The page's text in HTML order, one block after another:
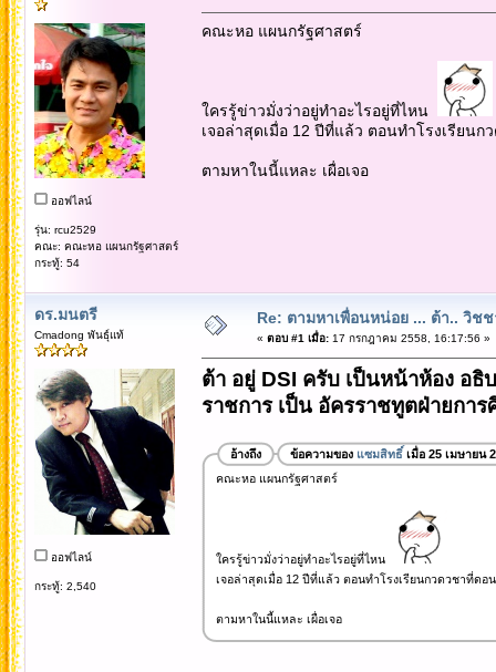
ออฟไลน์
รุ่น: rcu2529
คณะ: คณะหอ แผนกรัฐศาสตร์
กระทู้: 54
คณะหอ แผนกรัฐศาสตร์
ใครรู้ข่าวมั่งว่าอยู่ทำอะไรอยู่ที่ไหน
เจอล่าสุดเมื่อ 12 ปีที่แล้ว ตอนทำโรงเรียนก
ตามหาในนี้แหละ เผื่อเจอ
ดร.มนตรี
Cmadong พันธุ์แท้
ออฟไลน์
กระทู้: 2,540
Re: ตามหาเพื่อนหน่อย ... ต้า.. วิ
« ตอบ #1 เมื่อ:17 กรกฎาคม 2558, 16:17:56 »
ต้า อยู่ DSI ครับ เป็นหน้าห้อง อ
ราชการ เป็น อัครราชทูตฝ่ายกา
อ้างถึง ข้อความของ แซมสิทธิ์เมื่อ 25 เมษายน
คณะหอ แผนกรัฐศาสตร์
ใครรู้ข่าวมั่งว่าอยู่ทำอะไรอยู่ที่ไหน
เจอล่าสุดเมื่อ 12 ปีที่แล้ว ตอนทำโรงเรียนกวดวชาที่ดอน
ตามหาในนี้แหละ เผื่อเจอ